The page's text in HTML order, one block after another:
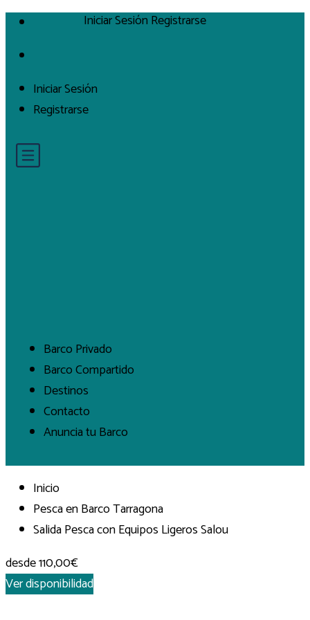
Iniciar Sesión
Registrarse
Barco Privado
Barco Compartido
Destinos
Contacto
Anuncia tu Barco
Iniciar Sesión Registrarse
Inicio
Pesca en Barco Tarragona
Salida Pesca con Equipos Ligeros Salou
desde110,00€
Ver disponibilidad